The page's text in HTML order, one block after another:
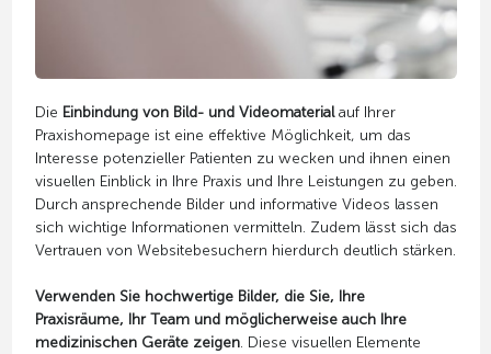
Die Einbindung von Bild- und Videomaterialauf Ihrer
Praxishomepage ist eine effektive Möglichkeit, um das
Interesse potenzieller Patienten zu wecken und ihnen einen
visuellen Einblick in Ihre Praxis und Ihre Leistungen zu geben.
Durch ansprechende Bilder und informative Videos lassen
sich wichtige Informationen vermitteln. Zudem lässt sich das
Vertrauen von Websitebesuchern hierdurch deutlich stärken.
Verwenden Sie hochwertige Bilder, die Sie, Ihre
Praxisräume, Ihr Team und möglicherweise auch Ihre
medizinischen Geräte zeigen. Diese visuellen Elemente